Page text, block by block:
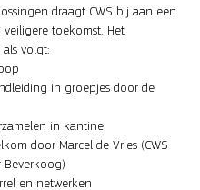
draagt CWS bij aan een
veiligere toekomst. Het
volgt:
in groepjes door de
in kantine
door Marcel de Vries (CWS
Beverkoog)
en netwerken